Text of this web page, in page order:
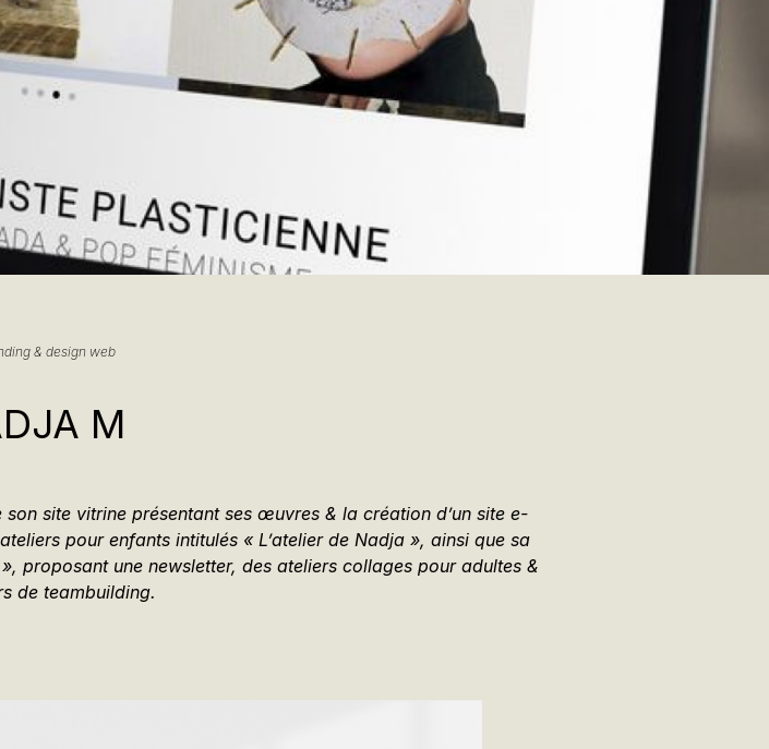
& design web
M
site vitrine présentant ses œuvres & la création d’un site e-
pour enfants intitulés « L’atelier de Nadja », ainsi que sa
proposant une newsletter, des ateliers collages pour adultes &
de teambuilding.